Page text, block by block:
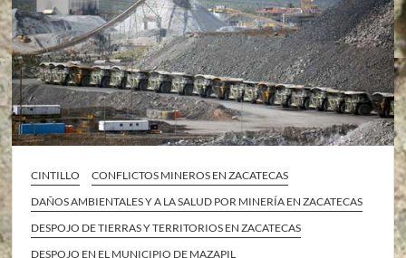
CINTILLO
CONFLICTOS MINEROS EN ZACATECAS
DAÑOS AMBIENTALES Y A LA SALUD POR MINERÍA EN ZACATECAS
DESPOJO DE TIERRAS Y TERRITORIOS EN ZACATECAS
DESPOJO EN EL MUNICIPIO DE MAZAPIL